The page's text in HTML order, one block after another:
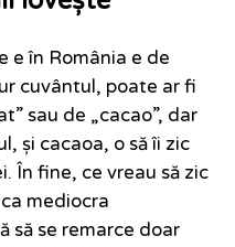
e în România e de
cuvântul, poate ar fi
sau de „cacao”, dar
și cacaoa, o să îi zic
În fine, ce vreau să zic
mediocra
să se remarce doar